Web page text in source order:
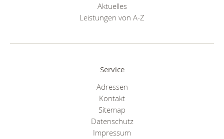
Aktuelles
Leistungen von A-Z
Service
Adressen
Kontakt
Sitemap
Datenschutz
Impressum